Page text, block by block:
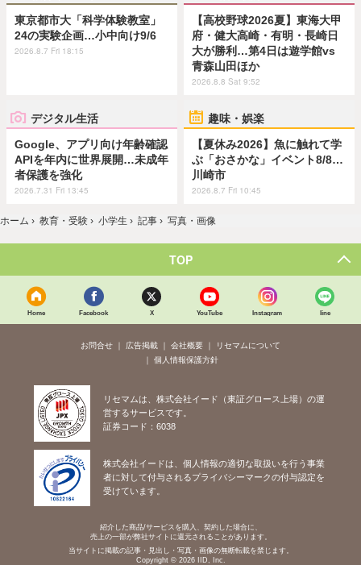
東京都市大「科学体験教室」
24の実験企画…小中向け9/6
2026.8.7 Fri 18:15
【高校野球2026夏】東海大甲
府・健大高崎・有明・長崎日
大が勝利…第4日は遊学館vs
青森山田ほか
2026.8.8 Sat 9:52
デジタル生活
Google、アプリ向け年齢確認
APIを年内に世界展開…未成年
者保護を強化
2026.7.31 Fri 13:45
趣味・娯楽
【夏休み2026】魚に触れて学
ぶ「おさかな」イベント8/8…
川崎市
2026.8.7 Fri 10:45
ホーム › 教育・受験 › 小学生 › 記事 › 写真・画像
TOP
Home Facebook X YouTube Instagram line
お問合せ 広告掲載 会社概要
リセマムについて
個人情報保護方針
リセマムは、株式会社イード（東証グロース上場）の運
営するサービスです。
証券コード：6038
株式会社イードは、個人情報の適切な取扱いを行う事業
者に対して付与されるプライバシーマークの付与認定を
受けています。
紹介した商品/サービスを購入、契約した場合に、
売上の一部が弊社サイトに還元されることがあります。
当サイトに掲載の記事・見出し・写真・画像の無断転載を禁じます。
Copyright © 2026 IID, Inc.